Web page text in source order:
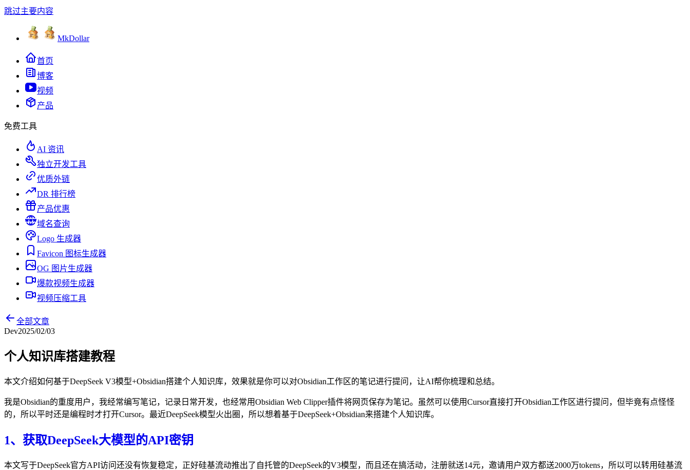
跳过主要内容
MkDollar
首页
博客
视频
产品
免费工具
AI 资讯
独立开发工具
优质外链
DR 排行榜
产品优惠
域名查询
Logo 生成器
Favicon 图标生成器
OG 图片生成器
爆款视频生成器
视频压缩工具
全部文章
Dev2025/02/03
个人知识库搭建教程
本文介绍如何基于DeepSeek V3模型+Obsidian搭建个人知识库，效果就是你可以对Obsidian工作区的笔记进行提问，让AI帮你梳理和总结。
我是Obsidian的重度用户，我经常编写笔记，记录日常开发，也经常用Obsidian Web Clipper插件将网页保存为笔记。虽然可以使用Cursor直接打开Obsidian工作区进行提问，但毕竟有点怪怪
的，所以平时还是编程时才打开Cursor。最近DeepSeek模型火出圈，所以想着基于DeepSeek+Obsidian来搭建个人知识库。
1、获取DeepSeek大模型的API密钥
本文写于DeepSeek官方API访问还没有恢复稳定，正好硅基流动推出了自托管的DeepSeek的V3模型，而且还在搞活动，注册就送14元，邀请用户双方都送2000万tokens，所以可以转用硅基流